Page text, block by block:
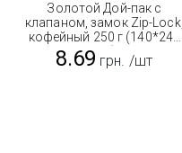
Золотой Дой-пак с
клапаном, замок Zip-Lock,
кофейный 250 г (140*240
мм)
8.69 грн. /шт